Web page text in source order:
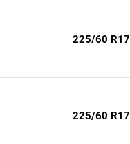
225/60 R17
225/60 R17